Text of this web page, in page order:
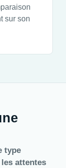
sur son
type
attentes